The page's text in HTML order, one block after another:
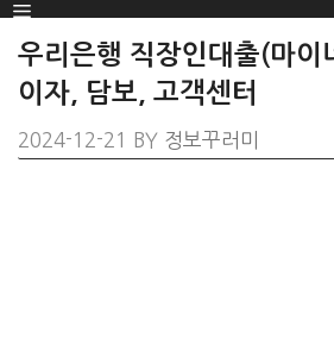
SKIP
TO
CONTENT
Menu
우리은행 직장인대출(마이
이자, 담보, 고객센터
2024-12-21 BY 정보꾸러미